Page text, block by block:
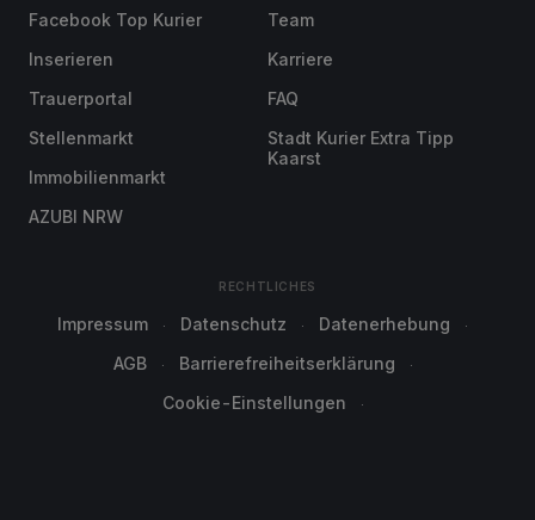
Facebook Top Kurier
Inserieren
Trauerportal
Stellenmarkt
Immobilienmarkt
AZUBI NRW
Team
Karriere
FAQ
Stadt Kurier Extra Tipp
Kaarst
RECHTLICHES
Impressum Datenschutz
Datenerhebung
AGB
Barrierefreiheitserklärung
Cookie-Einstellungen